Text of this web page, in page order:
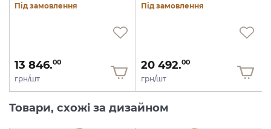
Під замовлення
13 846.00
грн/шт
Під замовлення
20 492.00
грн/шт
Товари, схожі за дизайном